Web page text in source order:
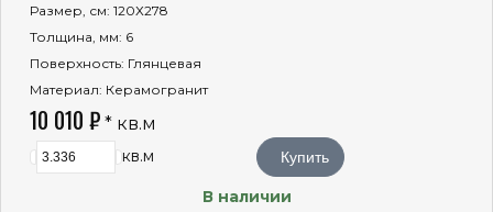
Размер, см: 120Х278
Толщина, мм: 6
Поверхность: Глянцевая
Материал: Керамогранит
10 010 ₽ * кв.м
кв.м Купить
В наличии